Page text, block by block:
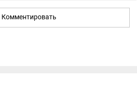
Комментировать